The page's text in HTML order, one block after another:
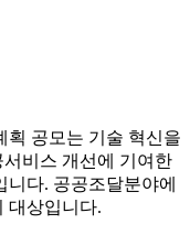
획 공모는 기술 혁신을
비스 개선에 기여한
다. 공공조달분야에
대상입니다.